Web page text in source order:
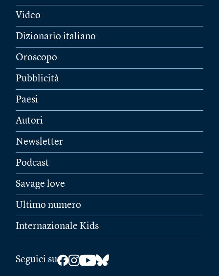
Video
Dizionario italiano
Oroscopo
Pubblicità
Paesi
Autori
Newsletter
Podcast
Savage love
Ultimo numero
Internazionale Kids
Seguici su